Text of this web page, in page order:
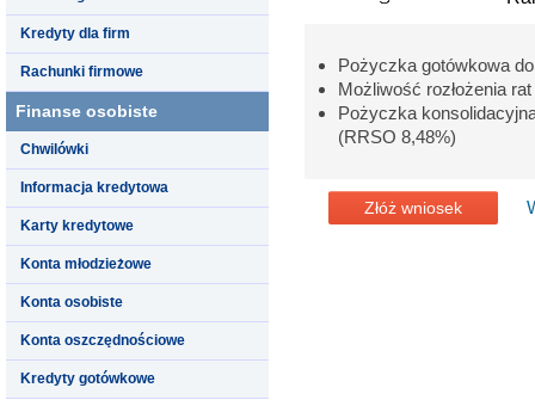
Kredyty dla firm
Rachunki firmowe
Finanse osobiste
Chwilówki
Informacja kredytowa
Karty kredytowe
Konta młodzieżowe
Konta osobiste
Konta oszczędnościowe
Kredyty gotówkowe
Pożyczka gotówkowa do
Możliwość rozłożenia
Pożyczka
(RRSO 8,48%)
Złóż wniosek